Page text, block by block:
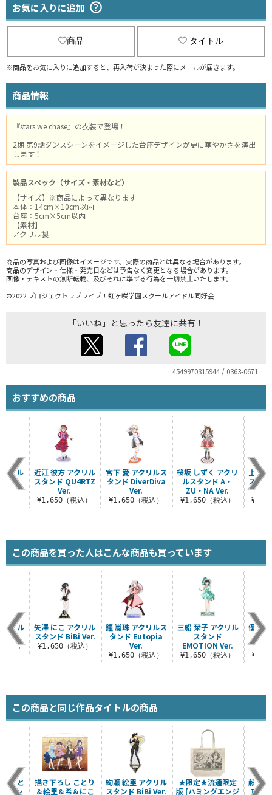
お気に入りに追加
商品 タイトル
※商品をお気に入りに追加すると、再入荷が決まった際にメールが届きます。
商品情報
『stars we chase』の衣装で登場！
2期 第9話ダンスシーンをイメージした台座デザインが更に華やかさを演出
します！
製品スペック（サイズ・素材など）
【サイズ】※商品によって異なります
本体：14cm×10cm以内
台座：5cm×5cm以内
【素材】
アクリル製
商品の写真および画像はイメージです。実際の商品とは異なる場合があります。
商品のデザイン・仕様・発売日などは予告なく変更となる場合があります。
画像・テキストの無断転載、及びそれに準ずる行為を一切禁止いたします。
©2022 プロジェクトラブライブ！虹ヶ咲学園スクールアイドル同好会
「いいね」と思ったら友達に共有！
4549970315944 / 0363-0671
おすすめの商品
宮下 愛 アクリルス
タンド DiverDiva
Ver.
¥1,650（税込）
桜坂 しずく アクリ
ルスタンド A・
ZU・NA Ver.
¥1,650（税込）
上原
スタ
クリル
Ver.
近江 彼方 アクリル
スタンド QU4RTZ
Ver.
¥1,650（税込）
この商品を買った人はこんな商品も買っています
鐘 嵐珠 アクリルス
タンド Eutopia
Ver.
¥1,650（税込）
三船 栞子 アクリル
スタンド
EMOTION Ver.
¥1,650（税込）
優木
ルス
クリル
Ver.
矢澤 にこ アクリル
スタンド BiBi Ver.
¥1,650（税込）
この商品と同じ作品タイトルの商品
絢瀬 絵里 アクリル
スタンド BiBi Ver.
★限定★流通限定
版 [ハミングエンジ
藤島
Tシャ
こと
タン
描き下ろし ことり
＆絵里＆希＆にこ